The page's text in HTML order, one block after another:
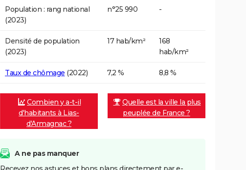
Population : rang national
(2023)
n°25 990 -
Densité de population
(2023)
17 hab/km²
168
hab/km²
Taux de chômage (2022) 7,2 % 8,8 %
Combien y a-t-il
d'habitants à Lias-
d'Armagnac ?
Quelle est la ville la plus
peuplée de France ?
A ne pas manquer